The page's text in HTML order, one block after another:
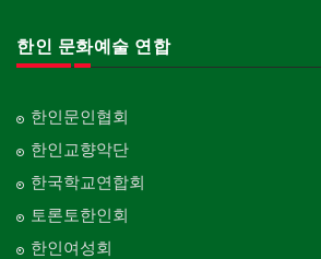
한인 문화예술 연합
한인문인협회
한인교향악단
한국학교연합회
토론토한인회
한인여성회